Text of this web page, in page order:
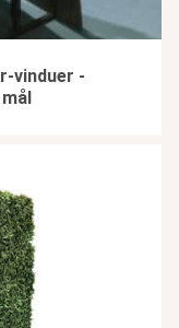
vinduer -